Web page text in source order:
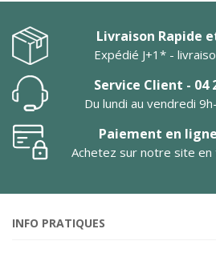
Livraison Rapide
Expédié J+1* -
Service Client - 04
Du lundi au vendredi
Paiement en
Achetez sur notre site en
INFO PRATIQUES